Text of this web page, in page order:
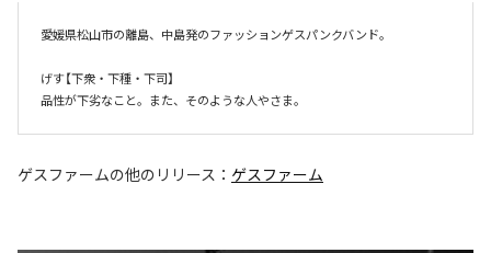
愛媛県松山市の離島、中島発のファッションゲスパンクバンド。
げす【下衆・下種・下司】
品性が下劣なこと。また、そのような人やさま。
ゲスファームの他のリリース： ゲスファーム